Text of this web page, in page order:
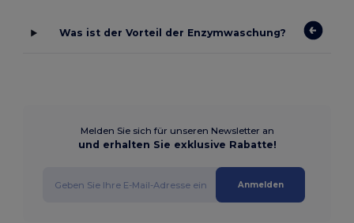
Was ist der Vorteil der Enzymwaschung?
Melden Sie sich für unseren Newsletter an
und erhalten Sie exklusive Rabatte!
Anmelden